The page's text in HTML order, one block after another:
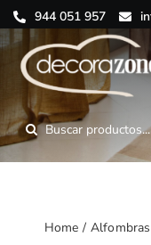
Saltar
al
contenido
944 051 957
Buscar:
Inicio
Nosotros
Home Alfombras